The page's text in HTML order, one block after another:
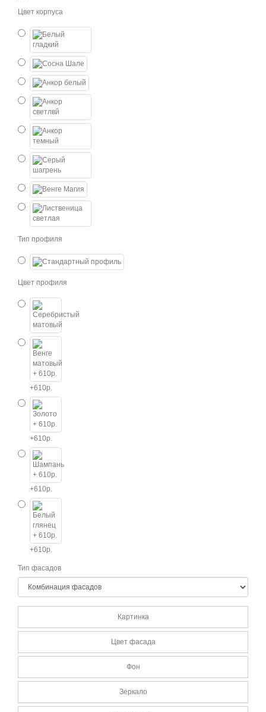
Цвет корпуса
Тип профиля
Цвет профиля
+610р.
+610р.
+610р.
+610р.
Тип фасадов
Картинка
Цвет фасада
Фон
Зеркало